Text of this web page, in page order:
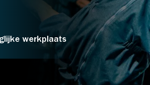
Over Stichting
Nieuws
werkplaats